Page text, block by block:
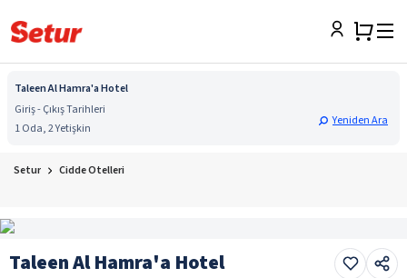
Taleen Al Hamra'a Hotel
Giriş - Çıkış Tarihleri
1 Oda, 2 Yetişkin
Yeniden Ara
Setur Cidde Otelleri
Taleen Al Hamra'a Hotel